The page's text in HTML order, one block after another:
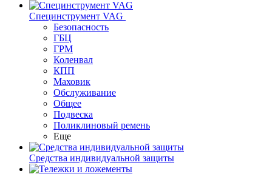
Специнструмент VAG
Безопасность
ГБЦ
ГРМ
Коленвал
КПП
Маховик
Обслуживание
Общее
Подвеска
Поликлиновый ремень
Еще
Средства индивидуальной защиты